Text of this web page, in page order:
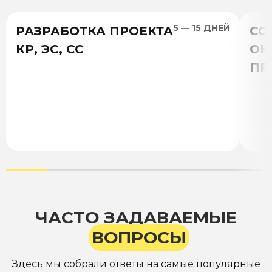
РАЗРАБОТКА ПРОЕКТА
КР, ЭС, СС
5 — 15 ДНЕЙ
ЧАСТО ЗАДАВАЕМЫЕ
ВОПРОСЫ
Здесь мы собрали ответы на самые популярные